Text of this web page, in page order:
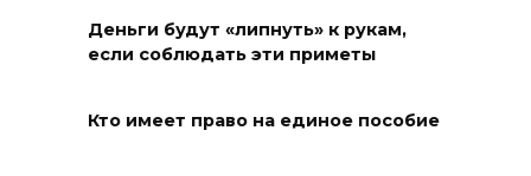
Ростовчане оказались среди
Новороссийске
Деньги будут «липнуть» к рукам,
если соблюдать эти приметы
Кто имеет право на единое пособие